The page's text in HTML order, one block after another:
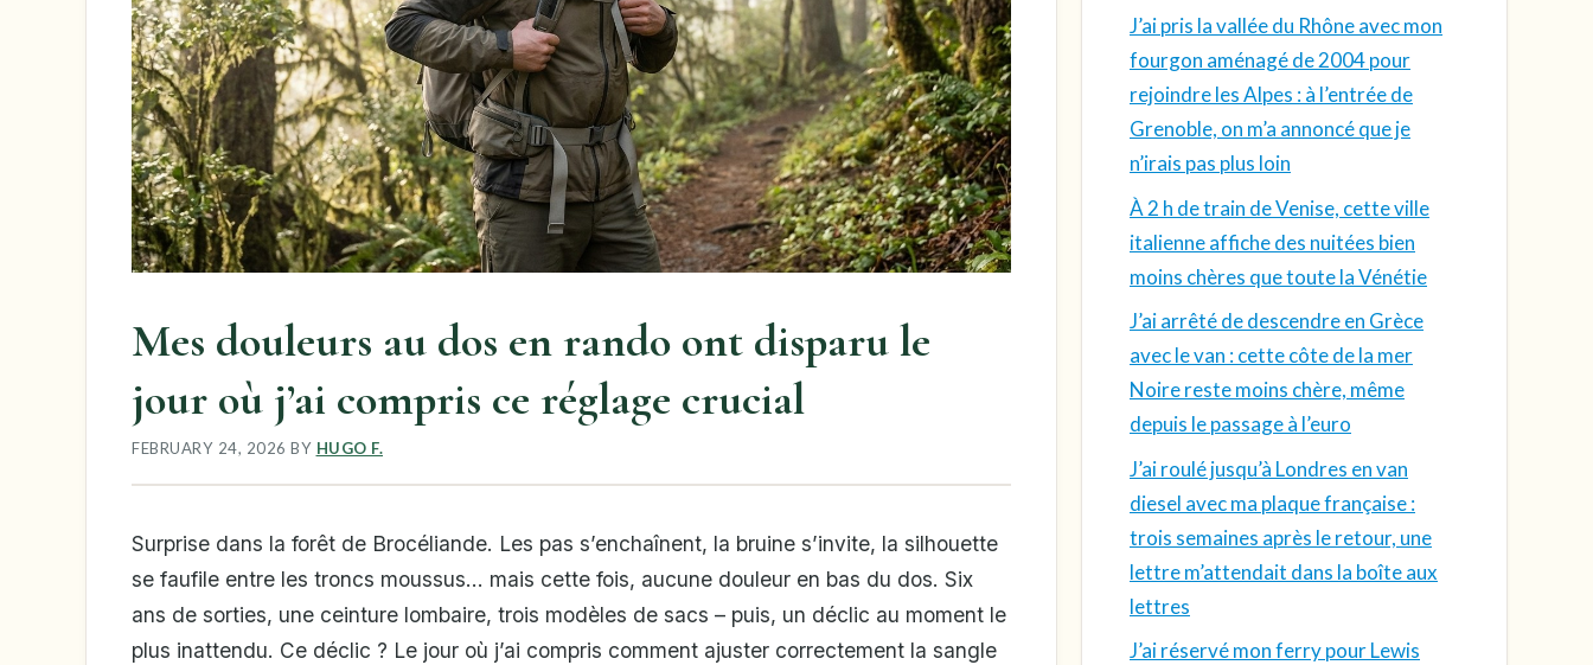
Mes douleurs au dos en rando ont disparu le
jour où j’ai compris ce réglage crucial
FEBRUARY 24, 2026 BY HUGO F.
Surprise dans la forêt de Brocéliande. Les pas s’enchaînent, la bruine s’invite, la silhouette
se faufile entre les troncs moussus… mais cette fois, aucune douleur en bas du dos. Six
ans de sorties, une ceinture lombaire, trois modèles de sacs – puis, un déclic au moment le
plus inattendu. Ce déclic ? Le jour où j’ai compris comment ajuster correctement la sangle
J’ai pris la vallée du Rhône avec mon
fourgon aménagé de 2004 pour
rejoindre les Alpes : à l’entrée de
Grenoble, on m’a annoncé que je
n’irais pas plus loin
À 2 h de train de Venise, cette ville
italienne affiche des nuitées bien
moins chères que toute la Vénétie
J’ai arrêté de descendre en Grèce
avec le van : cette côte de la mer
Noire reste moins chère, même
depuis le passage à l’euro
J’ai roulé jusqu’à Londres en van
diesel avec ma plaque française :
trois semaines après le retour, une
lettre m’attendait dans la boîte aux
lettres
J’ai réservé mon ferry pour Lewis